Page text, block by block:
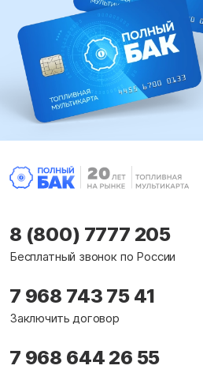
8 (800) 7777 205
Бесплатный звонок по России
7 968 743 75 41
Заключить договор
7 968 644 26 55